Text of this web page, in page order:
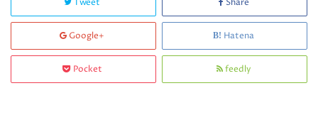
Tweet Share
Google+ Hatena
Pocket feedly